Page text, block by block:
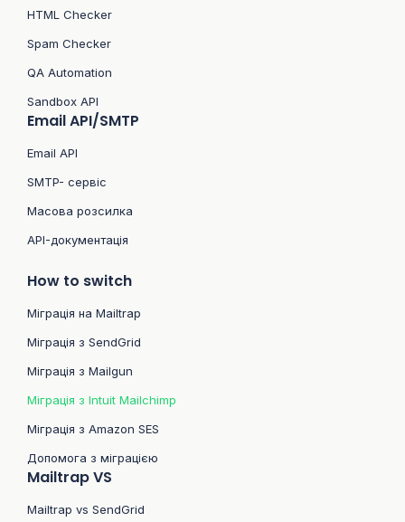
HTML Checker
Spam Checker
QA Automation
Sandbox API
Email API/SMTP
Email API
SMTP- сервіс
Масова розсилка
API-документація
How to switch
Міграція на Mailtrap
Міграція з SendGrid
Міграція з Mailgun
Міграція з Intuit Mailchimp
Міграція з Amazon SES
Допомога з міграцією
Mailtrap VS
Mailtrap vs SendGrid